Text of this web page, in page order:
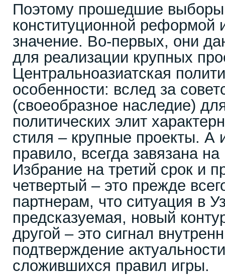
Поэтому прошедшие выборы
конституционной реформой
значение. Во-первых, они
для реализации крупных
Центральноазиатская
особенности: вслед за
(своеобразное наследие)
политических элит
стиля – крупные проекты. А
правило, всегда завязана
Избрание на третий срок и
четвертый – это прежде
партнерам, что ситуация в
предсказуемая, новый
другой – это сигнал
подтверждение
сложившихся правил игры.